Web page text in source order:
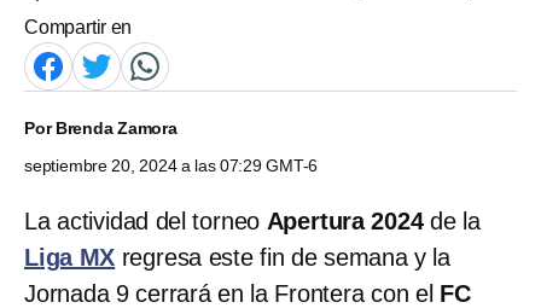
Compartir en
PorBrenda Zamora
septiembre 20, 2024 a las 07:29 GMT-6
La actividad del torneo Apertura 2024de la
Liga MX regresa este fin de semana y la
Jornada 9 cerrará en la Frontera con el FC